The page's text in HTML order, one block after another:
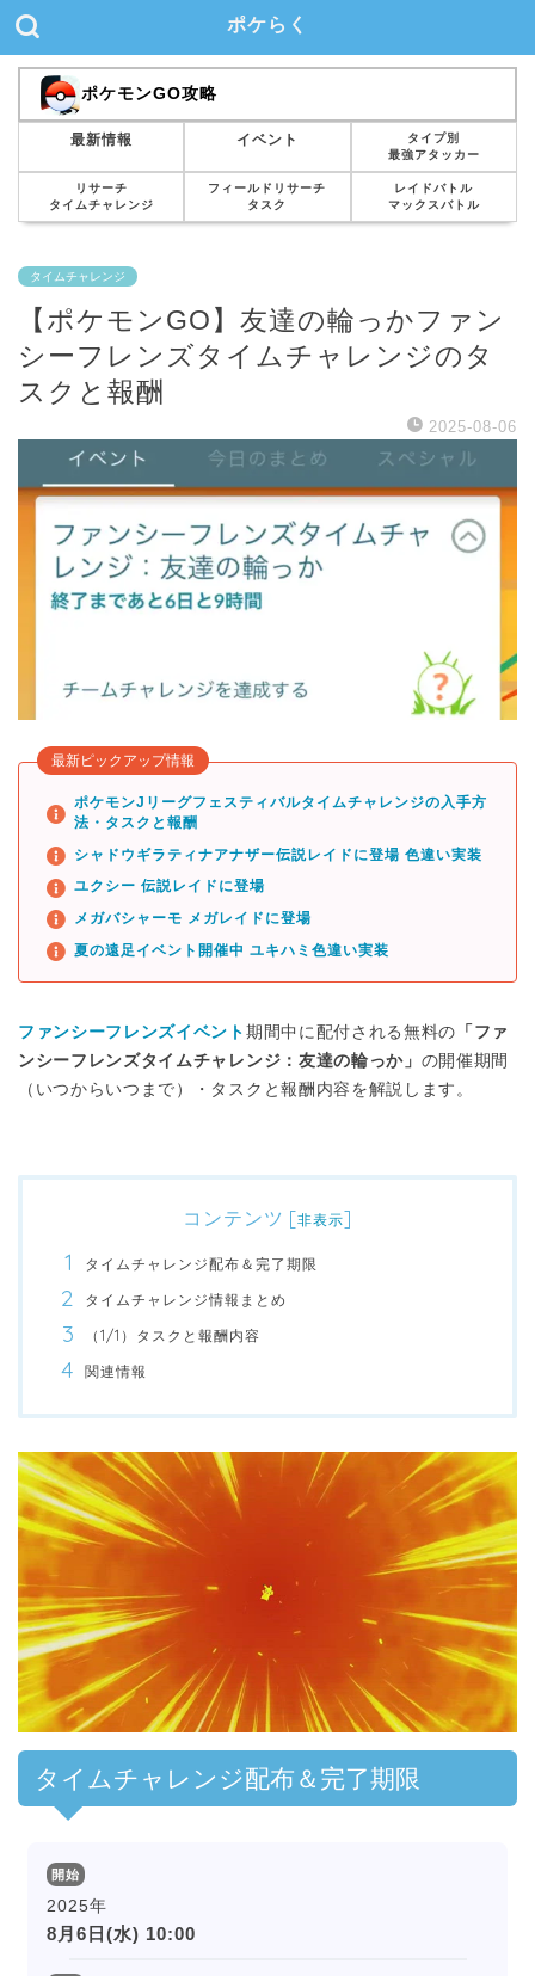
ポケらく
ポケモンGO攻略
最新情報 イベント
タイプ別
最強アタッカー
リサーチ
タイムチャレンジ
フィールドリサーチ
タスク
レイドバトル
マックスバトル
タイムチャレンジ
【ポケモンGO】友達の輪っかファン
シーフレンズタイムチャレンジのタ
スクと報酬
2025-08-06
最新ピックアップ情報
ポケモンJリーグフェスティバルタイムチャレンジの入手方
法・タスクと報酬
シャドウギラティナアナザー伝説レイドに登場 色違い実装
ユクシー 伝説レイドに登場
メガバシャーモ メガレイドに登場
夏の遠足イベント開催中 ユキハミ色違い実装
ファンシーフレンズイベント 期間中に配付される無料の 「ファ
ンシーフレンズタイムチャレンジ：友達の輪っか」 の開催期間
（いつからいつまで）・タスクと報酬内容を解説します。
コンテンツ [非表示]
タイムチャレンジ配布＆完了期限
タイムチャレンジ情報まとめ
（1/1）タスクと報酬内容
関連情報
00:00 /01:00
タイムチャレンジ配布＆完了期限
開始
2025年
8月6日(水) 10:00